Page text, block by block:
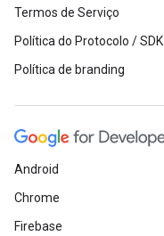
Termos de Serviço
Política do Protocolo / SDK
Política de branding
Android
Chrome
Firebase